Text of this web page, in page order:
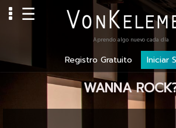
Home
Cursos
☰
Aprendo algo nuevo cada día
Registro Gratuito Iniciar
WANNA